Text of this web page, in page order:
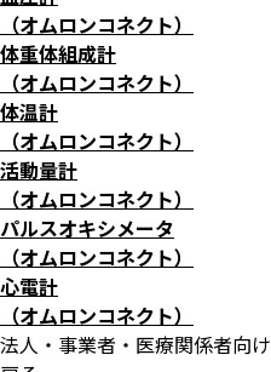
（オムロンコネクト）
体重体組成計
（オムロンコネクト）
体温計
（オムロンコネクト）
活動量計
（オムロンコネクト）
パルスオキシメータ
（オムロンコネクト）
心電計
（オムロンコネクト）
法人・事業者・医療関係者向け